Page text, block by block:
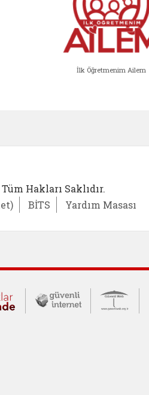
İlk Öğretmenim Ailem
Hakları Saklıdır.
BİTS Yardım Masası
İletişim Merkezi
Çocuklar Güvende (yeni
Güvenli